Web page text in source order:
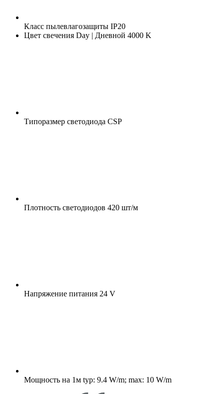
Класс пылевлагозащиты IP20
Цвет свечения Day | Дневной 4000 K
Типоразмер светодиода CSP
Плотность светодиодов 420 шт/м
Напряжение питания 24 V
Мощность на 1м typ: 9.4 W/m; max: 10 W/m